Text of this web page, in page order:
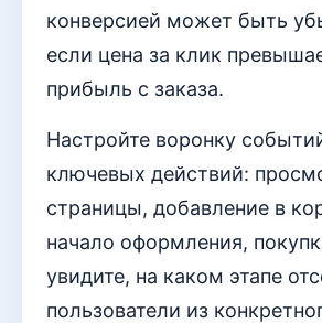
конверсией может быть
если цена за клик
прибыль с заказа.
Настройте воронку
ключевых действий:
страницы, добавление в
начало оформления,
увидите, на каком этапе
пользователи из